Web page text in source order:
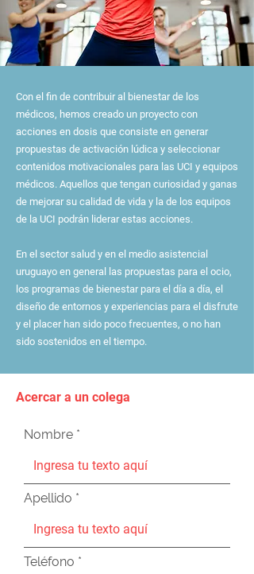
Con el fin de contribuir al bienestar de los
médicos, hemos creado un proyecto con
acciones en dosis que consiste en generar
propuestas de activación lúdica y seleccionar
contenidos motivacionales para las UCI y equipos
médicos. Aquellos que tengan curiosidad y ganas
de mejorar su calidad de vida y la de los equipos
de la UCI podrán liderar estas acciones.
En el sector salud y en el medio asistencial
uruguayo en general las propuestas para el ocio,
los programas de bienestar para el día a día, el
diseño de entornos y experiencias para el disfrute
y el placer han sido poco frecuentes, o no han
sido sostenidos en el tiempo.
Acercar a un colega
Nombre
Apellido
Teléfono